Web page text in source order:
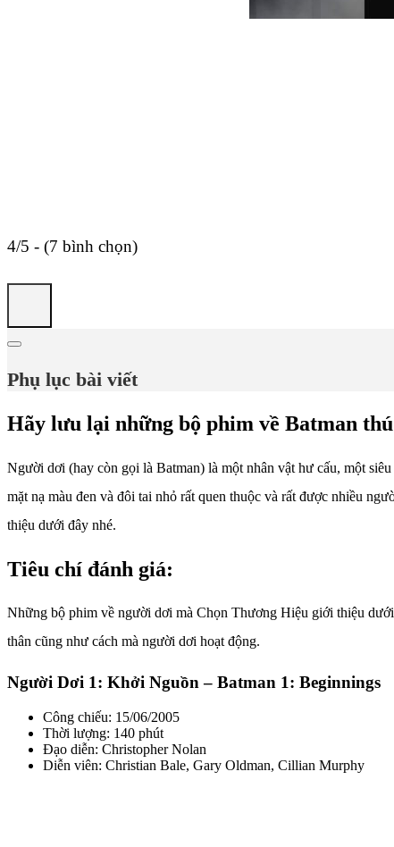
4/5 - (7 bình chọn)
Phụ lục bài viết
Hãy lưu lại những bộ phim về Batman
Người dơi (hay còn gọi là Batman) là một nhân vật hư cấu, một
mặt nạ màu đen và đôi tai nhỏ rất quen thuộc và rất được nhiều
thiệu dưới đây nhé.
Tiêu chí đánh giá:
Những bộ phim về người dơi mà Chọn Thương Hiệu giới thiệu
thân cũng như cách mà người dơi hoạt động.
Người Dơi 1: Khởi Nguồn – Batman 1: Beginnings
Công chiếu: 15/06/2005
Thời lượng: 140 phút
Đạo diễn: Christopher Nolan
Diễn viên: Christian Bale, Gary Oldman, Cillian Murphy